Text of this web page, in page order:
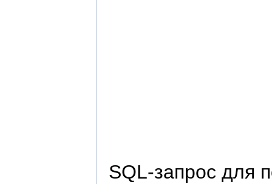
SQL-запрос для